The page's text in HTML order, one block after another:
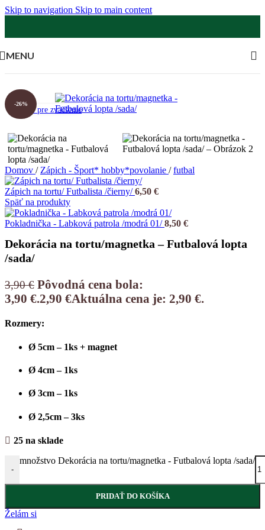
Skip to navigation Skip to main content
MENU
-26%
Klikni pre zväčšenie
Domov / Zápich - Šport* hobby*povolanie / futbal
Zápich na tortu/ Futbalista /čierny/6,50 €
Späť na produkty
Pokladnička - Labková patrola /modrá 01/8,50 €
Dekorácia na tortu/magnetka – Futbalová lopta
/sada/
3,90€ Pôvodná cena bola:
3,90 €.2,90 €Aktuálna cena je: 2,90 €.
Rozmery:
Ø 5cm – 1ks + magnet
Ø 4cm – 1ks
Ø 3cm – 1ks
Ø 2,5cm – 3ks
25 na sklade
-
množstvo Dekorácia na tortu/magnetka - Futbalová lopta /sada/
PRIDAŤ DO KOŠÍKA
Želám si